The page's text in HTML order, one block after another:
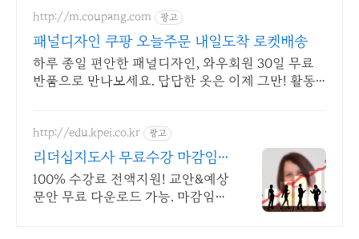
http://m.coupang.com 광고
패널디자인 쿠팡 오늘주문 내일도착 로켓배송
하루 종일 편안한 패널디자인, 와우회원 30일 무료
반품으로 만나보세요. 답답한 옷은 이제 그만! 활동
http://edu.kpei.co.kr 광고
리더십지도사 무료수강 마감임
박
100% 수강료 전액지원! 교안&예상
문안 무료 다운로드 가능. 마감임